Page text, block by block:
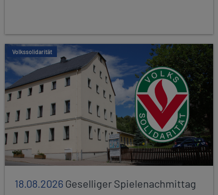
Volkssolidarität
18.08.2026Geselliger Spielenachmittag